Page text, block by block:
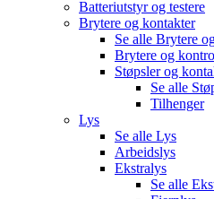
Batteriutstyr og testere
Brytere og kontakter
Se alle Brytere
Brytere og
Støpsler og
Se alle
Tilhenger
Lys
Se alle Lys
Arbeidslys
Ekstralys
Se alle